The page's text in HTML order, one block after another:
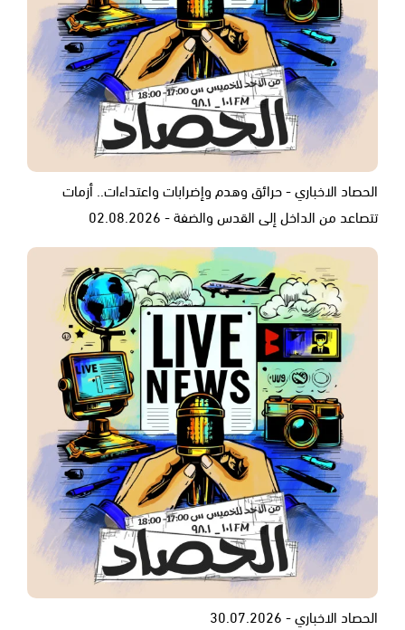
الحصاد الاخباري - حرائق وهدم وإضرابات واعتداءات.. أزمات
تتصاعد من الداخل إلى القدس والضفة - 02.08.2026
الحصاد الاخباري - 30.07.2026